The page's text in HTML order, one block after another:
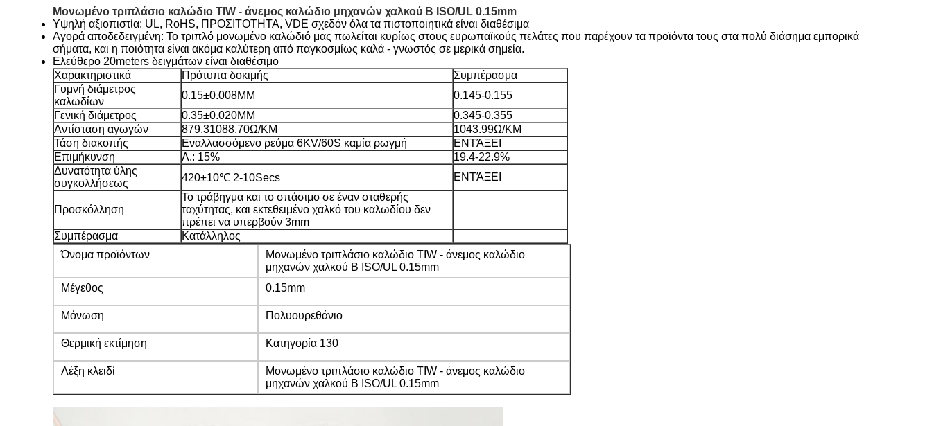
Μονωμένο τριπλάσιο καλώδιο TIW - άνεμος καλώδιο μηχανών χαλκού Β ISO/UL 0.15mm
Υψηλή αξιοπιστία: UL, RoHS, ΠΡΟΣΙΤΟΤΗΤΑ, VDE σχεδόν όλα τα πιστοποιητικά είναι διαθέσιμα
Αγορά αποδεδειγμένη: Το τριπλό μονωμένο καλώδιό μας πωλείται κυρίως στους ευρωπαϊκούς πελάτες που παρέχουν τα προϊόντα τους στα πολύ διάσημα εμπορικά
σήματα, και η ποιότητα είναι ακόμα καλύτερη από παγκοσμίως καλά - γνωστός σε μερικά σημεία.
Ελεύθερο 20meters δειγμάτων είναι διαθέσιμο
Χαρακτηριστικά
Πρότυπα δοκιμής
Συμπέρασμα
Γυμνή διάμετρος
καλωδίων
0.15±0.008MM
0.145-0.155
Γενική διάμετρος
0.35±0.020MM
0.345-0.355
Αντίσταση αγωγών
879.31088.70Ω/KM
1043.99Ω/KM
Τάση διακοπής
Εναλλασσόμενο ρεύμα 6KV/60S καμία ρωγμή
ΕΝΤΆΞΕΙ
Επιμήκυνση
Λ.: 15%
19.4-22.9%
Δυνατότητα ύλης
συγκολλήσεως
420±10℃ 2-10Secs ΕΝΤΆΞΕΙ
Προσκόλληση
Το τράβηγμα και το σπάσιμο σε έναν σταθερής
ταχύτητας, και εκτεθειμένο χαλκό του καλωδίου δεν
πρέπει να υπερβούν 3mm
Συμπέρασμα
Κατάλληλος
Όνομα προϊόντων
Μονωμένο τριπλάσιο καλώδιο TIW - άνεμος καλώδιο
μηχανών χαλκού Β ISO/UL 0.15mm
Μέγεθος
0.15mm
Μόνωση Πολυουρεθάνιο
Θερμική εκτίμηση Κατηγορία 130
Λέξη κλειδί
Μονωμένο τριπλάσιο καλώδιο TIW - άνεμος καλώδιο
μηχανών χαλκού Β ISO/UL 0.15mm